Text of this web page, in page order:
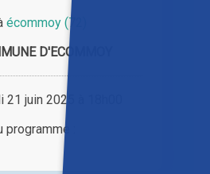
écommoy (72)
D'ECOMMOY
juin 2025 à 18h00
programme :